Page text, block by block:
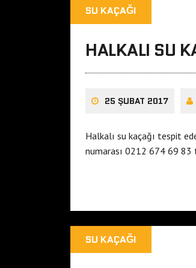
SU KAÇAĞI
HALKALI SU
25 ŞUBAT 2017
Halkalı su kaçağı tespit
numarası 0212 674 69 83
SU KAÇAĞI